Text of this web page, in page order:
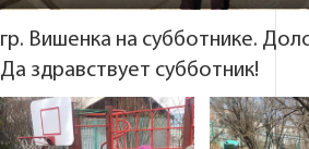
гр. Вишенка на субботнике.
Да здравствует субботник!